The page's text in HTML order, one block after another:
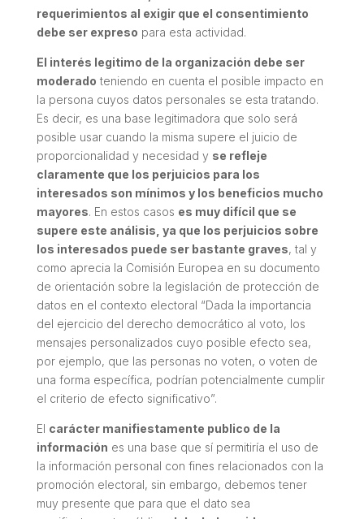
requerimientos al exigir que el consentimiento
debe ser expreso para esta actividad.
El interés legitimo de la organización debe ser
moderado teniendo en cuenta el posible impacto en
la persona cuyos datos personales se esta tratando.
Es decir, es una base legitimadora que solo será
posible usar cuando la misma supere el juicio de
proporcionalidad y necesidad y se refleje
claramente que los perjuicios para los
interesados son mínimos y los beneficios mucho
mayores. En estos casos es muy difícil que se
supere este análisis, ya que los perjuicios sobre
los interesados puede ser bastante graves, tal y
como aprecia la Comisión Europea en su documento
de orientación sobre la legislación de protección de
datos en el contexto electoral “Dada la importancia
del ejercicio del derecho democrático al voto, los
mensajes personalizados cuyo posible efecto sea,
por ejemplo, que las personas no voten, o voten de
una forma específica, podrían potencialmente cumplir
el criterio de efecto significativo”.
El carácter manifiestamente publico de la
información es una base que sí permitiría el uso de
la información personal con fines relacionados con la
promoción electoral, sin embargo, debemos tener
muy presente que para que el dato sea